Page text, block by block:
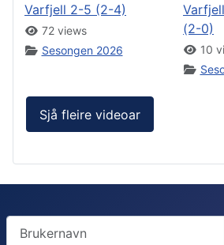
Varfjell 2-5 (2-4)
72 views
Sesongen 2026
(2-0)
10
Sjå fleire videoar
Brukernavn